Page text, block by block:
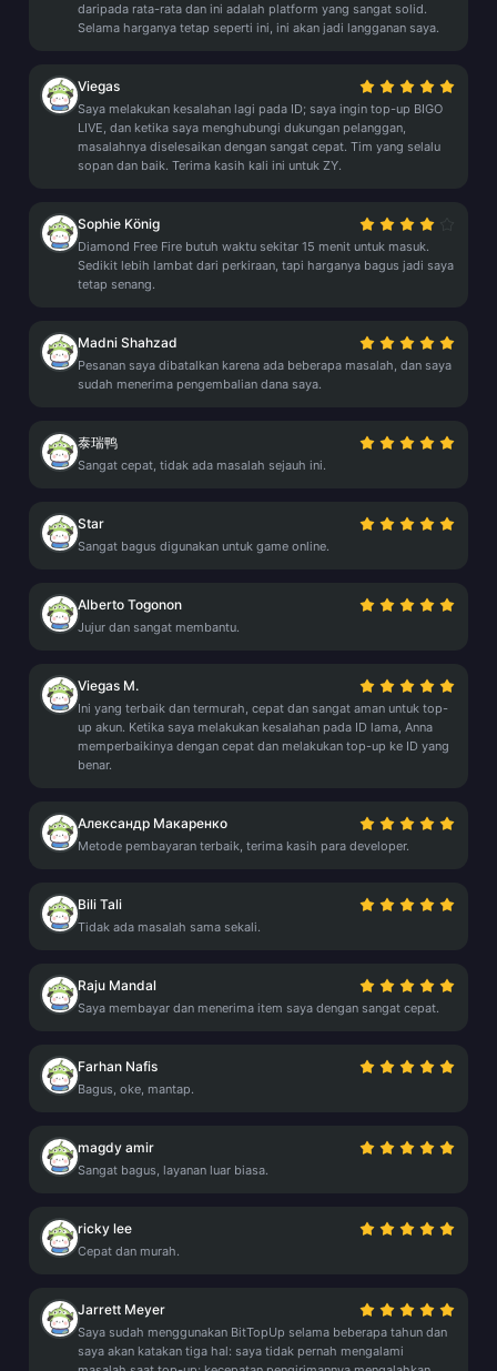
daripada rata-rata dan ini adalah platform yang sangat solid.
Selama harganya tetap seperti ini, ini akan jadi langganan saya.
Viegas
Saya melakukan kesalahan lagi pada ID; saya ingin top-up BIGO
LIVE, dan ketika saya menghubungi dukungan pelanggan,
masalahnya diselesaikan dengan sangat cepat. Tim yang selalu
sopan dan baik. Terima kasih kali ini untuk ZY.
Sophie König
Diamond Free Fire butuh waktu sekitar 15 menit untuk masuk.
Sedikit lebih lambat dari perkiraan, tapi harganya bagus jadi saya
tetap senang.
Madni Shahzad
Pesanan saya dibatalkan karena ada beberapa masalah, dan saya
sudah menerima pengembalian dana saya.
泰瑞鸭
Sangat cepat, tidak ada masalah sejauh ini.
Star
Sangat bagus digunakan untuk game online.
Alberto Togonon
Jujur dan sangat membantu.
Viegas M.
Ini yang terbaik dan termurah, cepat dan sangat aman untuk top-
up akun. Ketika saya melakukan kesalahan pada ID lama, Anna
memperbaikinya dengan cepat dan melakukan top-up ke ID yang
benar.
Александр Макаренко
Metode pembayaran terbaik, terima kasih para developer.
Bili Tali
Tidak ada masalah sama sekali.
Raju Mandal
Saya membayar dan menerima item saya dengan sangat cepat.
Farhan Nafis
Bagus, oke, mantap.
magdy amir
Sangat bagus, layanan luar biasa.
ricky lee
Cepat dan murah.
Jarrett Meyer
Saya sudah menggunakan BitTopUp selama beberapa tahun dan
saya akan katakan tiga hal: saya tidak pernah mengalami